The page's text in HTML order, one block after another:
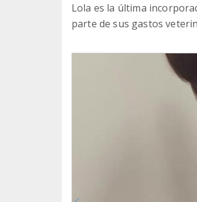
Lola es la última
parte de sus gastos